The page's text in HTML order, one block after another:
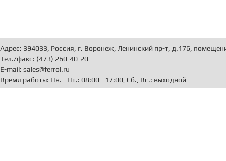
Адрес: 394033, Россия, г. Воронеж, Ленинский пр-т, д.176,
Тел./факс: (473) 260-40-20
E-mail: sales@ferrol.ru
Время работы: Пн. - Пт.: 08:00 - 17:00, Сб., Вс.: выходной